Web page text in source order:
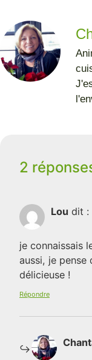
2
Lou dit :
je connaissais
aussi, je
délicieuse !
Répondre